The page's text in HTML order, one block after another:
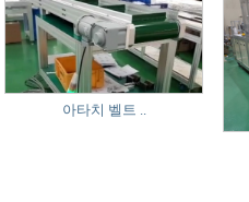
아타치 벨트 ..